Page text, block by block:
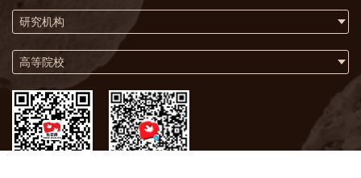
研究机构
高等院校